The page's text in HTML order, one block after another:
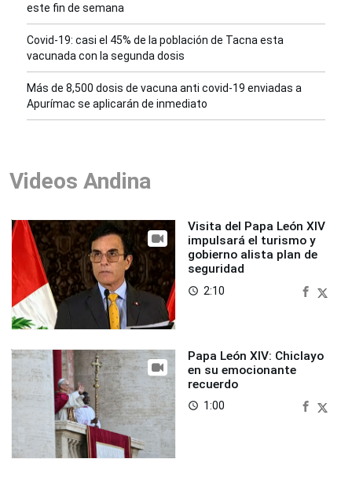
este fin de semana
Covid-19: casi el 45% de la población de Tacna esta
vacunada con la segunda dosis
Más de 8,500 dosis de vacuna anti covid-19 enviadas a
Apurímac se aplicarán de inmediato
Videos Andina
Visita del Papa León XIV
impulsará el turismo y
gobierno alista plan de
seguridad
access_time 2:10
Papa León XIV: Chiclayo
en su emocionante
recuerdo
access_time 1:00